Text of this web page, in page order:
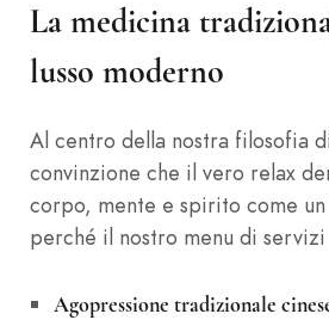
La medicina
lusso moderno
Al centro della nostra filosofia
convinzione che il vero relax
corpo, mente e spirito come
perché il nostro menu di
Agopressione tradizionale